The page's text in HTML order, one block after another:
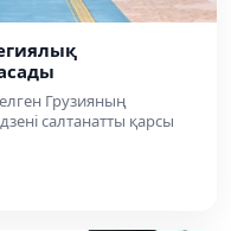
Грузияның
салтанатты қарсы